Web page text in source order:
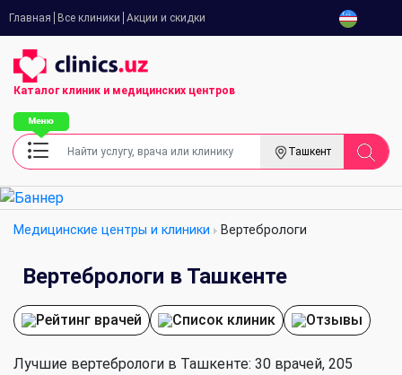
Главная Все клиники Акции и скидки
Каталог клиник и медицинских центров
Ташкент
Медицинские центры и клиники Вертебрологи
Вертебрологи в Ташкенте
Рейтинг врачей Список клиник Отзывы
Лучшие вертебрологи в Ташкенте: 30 врачей, 205